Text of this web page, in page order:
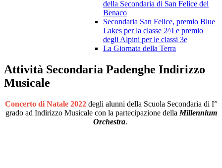
della Secondaria di San Felice del
Benaco
Secondaria San Felice, premio Blue
Lakes per la classe 2^I e premio
degli Alpini per le classi 3e
La Giornata della Terra
Attività Secondaria Padenghe Indirizzo
Musicale
Concerto di Natale 2022 degli alunni della Scuola Secondaria di I°
grado ad Indirizzo Musicale con la partecipazione della Millennium
Orchestra.